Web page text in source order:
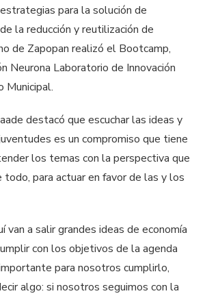
para la solución de
la reducción y reutilización de
de Zapopan realizó el Bootcamp,
Neurona Laboratorio de Innovación
Municipal.
destacó que escuchar las ideas y
es un compromiso que tiene
los temas con la perspectiva que
todo, para actuar en favor de las y los
van a salir grandes ideas de economía
con los objetivos de la agenda
para nosotros cumplirlo,
algo: si nosotros seguimos con la